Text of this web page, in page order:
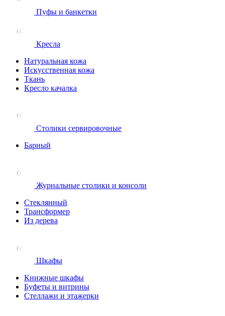
Пуфы и банкетки
Кресла
Натуральная кожа
Искусственная кожа
Ткань
Кресло качалка
Столики сервировочные
Барный
Журнальные столики и консоли
Стеклянный
Трансформер
Из дерева
Шкафы
Книжные шкафы
Буфеты и витрины
Стеллажи и этажерки